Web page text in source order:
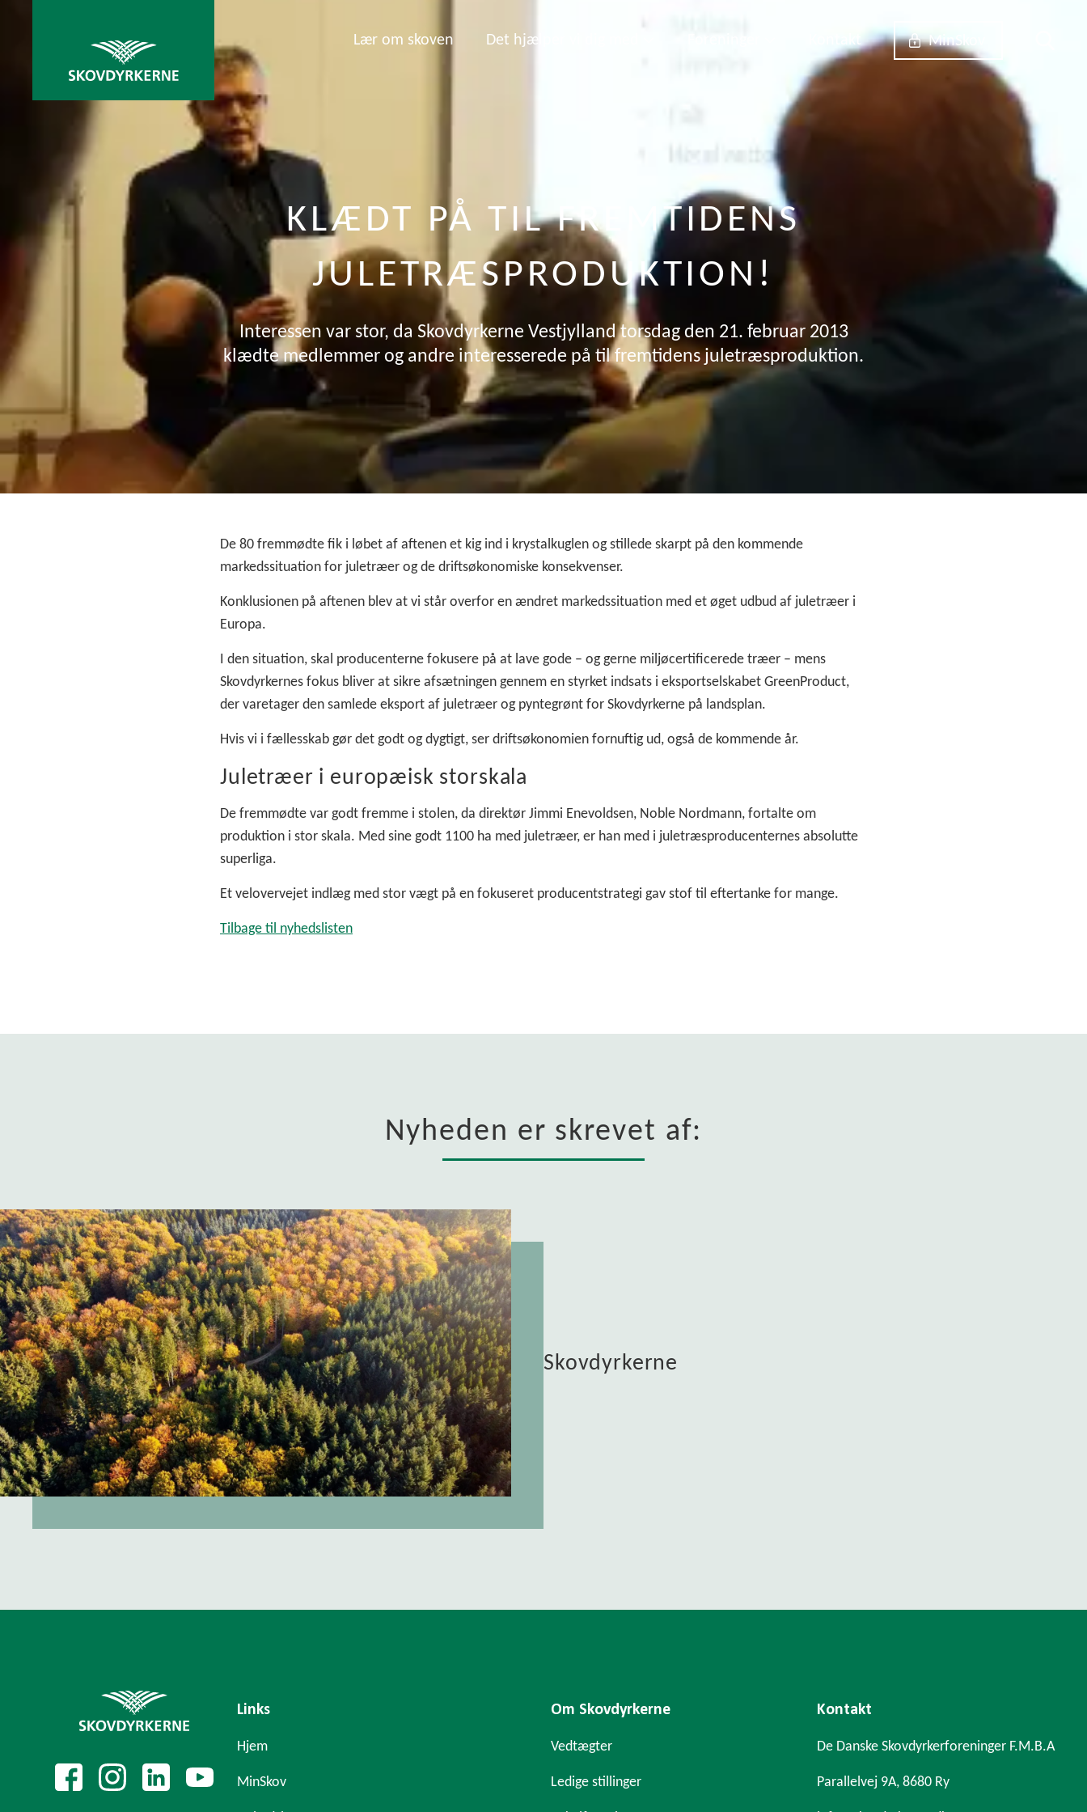
Lær om skoven Det hjælper vi dig med Kontakt MinSkov
KLÆDT PÅ TIL FREMTIDENS
JULETRÆSPRODUKTION!
Interessen var stor, da Skovdyrkerne Vestjylland torsdag den 21. februar 2013
klædte medlemmer og andre interesserede på til fremtidens juletræsproduktion.
De 80 fremmødte fik i løbet af aftenen et kig ind i krystalkuglen og stillede skarpt på den kommende
markedssituation for juletræer og de driftsøkonomiske konsekvenser.
Konklusionen på aftenen blev at vi står overfor en ændret markedssituation med et øget udbud af juletræer i
Europa.
I den situation, skal producenterne fokusere på at lave gode – og gerne miljøcertificerede træer – mens
Skovdyrkernes fokus bliver at sikre afsætningen gennem en styrket indsats i eksportselskabet GreenProduct,
der varetager den samlede eksport af juletræer og pyntegrønt for Skovdyrkerne på landsplan.
Hvis vi i fællesskab gør det godt og dygtigt, ser driftsøkonomien fornuftig ud, også de kommende år.
Juletræer i europæisk storskala
De fremmødte var godt fremme i stolen, da direktør Jimmi Enevoldsen, Noble Nordmann, fortalte om
produktion i stor skala. Med sine godt 1100 ha med juletræer, er han med i juletræsproducenternes absolutte
superliga.
Et velovervejet indlæg med stor vægt på en fokuseret producentstrategi gav stof til eftertanke for mange.
Tilbage til nyhedslisten
Nyheden er skrevet af:
Skovdyrkerne
Links
Hjem
MinSkov
Om Skovdyrkerne
Vedtægter
Ledige stillinger
Kontakt
De Danske Skovdyrkerforeninger F.M.B.A
Parallelvej 9A, 8680 Ry